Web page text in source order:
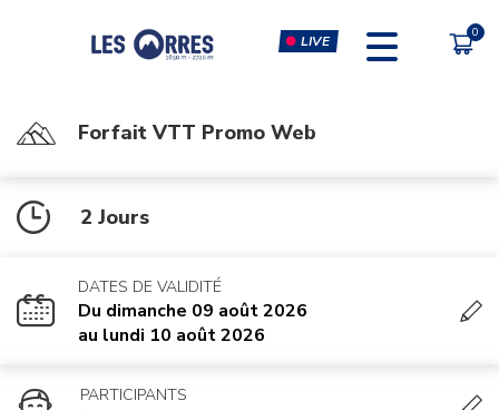
LIVE
Forfait VTT Promo Web
2 Jours
DATES DE VALIDITÉ
Du dimanche 09 août 2026
au lundi 10 août 2026
PARTICIPANTS
FORFAIT VTT
CHÈQUE CADEAU
ESCALADE & CLIP'N CLIMB
VIRTUELLE
MUSCULATION-CARDIO &
MASSAGES